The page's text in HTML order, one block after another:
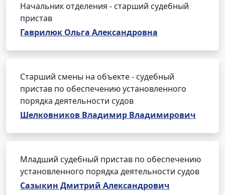
Начальник отделения - старший судебный
пристав
Гаврилюк Ольга Александровна
Старший смены на объекте - судебный
пристав по обеспечению установленного
порядка деятельности судов
Шелковников Владимир Владимирович
Младший судебный пристав по обеспечению
установленного порядка деятельности судов
Сазыкин Дмитрий Александрович